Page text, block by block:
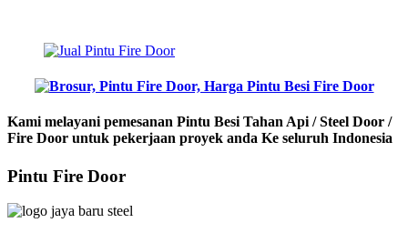
Kami melayani pemesanan Pintu Besi Tahan Api / Steel Door /
Fire Door untuk pekerjaan proyek anda Ke seluruh Indonesia
Pintu Fire Door